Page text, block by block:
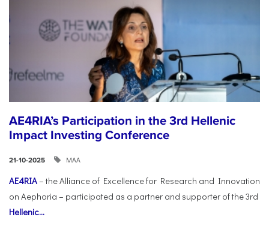
AE4RIA’s Participation in the 3rd Hellenic
Impact Investing Conference
21-10-2025 ΜΑΑ
AE4RIA– the Alliance of Excellence for Research and Innovation
on Aephoria – participated as a partner and supporter of the 3rd
Hellenic...